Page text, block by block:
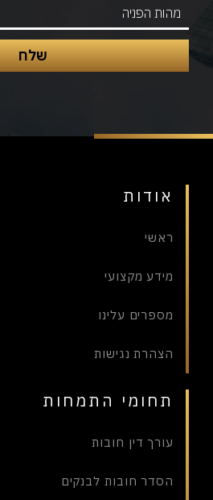
אודות
ראשי
מידע מקצועי
מספרים עלינו
הצהרת נגישות
תחומי התמחות
עורך דין חובות
הסדר חובות לבנקים